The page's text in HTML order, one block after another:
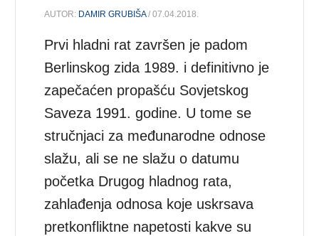
AUTOR: DAMIR GRUBIŠA/ 07.04.2018.
Prvi hladni rat završen je padom
Berlinskog zida 1989. i definitivno je
zapečaćen propašću Sovjetskog
Saveza 1991. godine. U tome se
stručnjaci za međunarodne odnose
slažu, ali se ne slažu o datumu
početka Drugog hladnog rata,
zahlađenja odnosa koje uskrsava
pretkonfliktne napetosti kakve su